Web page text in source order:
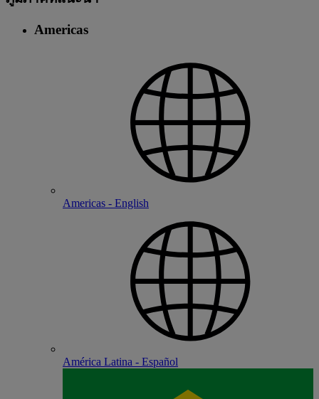
Americas
Americas - English
América Latina - Español